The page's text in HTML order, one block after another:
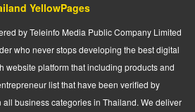
YellowPages
by Teleinfo Media Public Company Limited
who never stops developing the best digital
website platform that including products and
list that have been verified by
business categories in Thailand. We deliver